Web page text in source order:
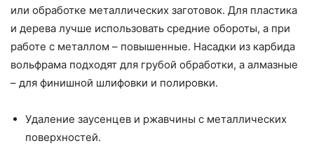
или обработке металлических заготовок. Для пластика
и дерева лучше использовать средние обороты, а при
работе с металлом – повышенные. Насадки из карбида
вольфрама подходят для грубой обработки, а алмазные
– для финишной шлифовки и полировки.
Удаление заусенцев и ржавчины с металлических
поверхностей.